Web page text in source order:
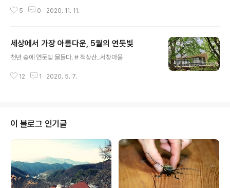
5 0 2020. 11. 11.
세상에서 가장 아름다운, 5월의 연둣빛
천년 숲에 연둣빛 물들다. # 적상산_서창마을
12 1 2020. 5. 7.
이 블로그 인기글